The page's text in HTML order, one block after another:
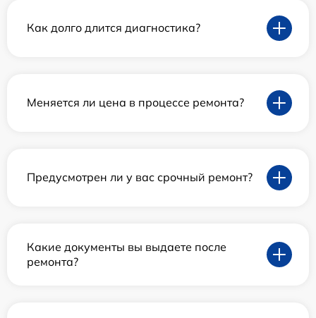
Как долго длится диагностика?
Меняется ли цена в процессе ремонта?
Предусмотрен ли у вас срочный ремонт?
Какие документы вы выдаете после
ремонта?